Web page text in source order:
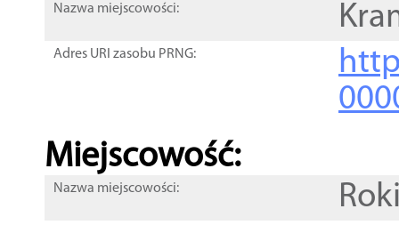
Nazwa miejscowości:
Adres URI zasobu PRNG:
Miejscowość:
Nazwa miejscowości: